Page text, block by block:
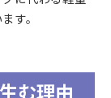
す。
む理由